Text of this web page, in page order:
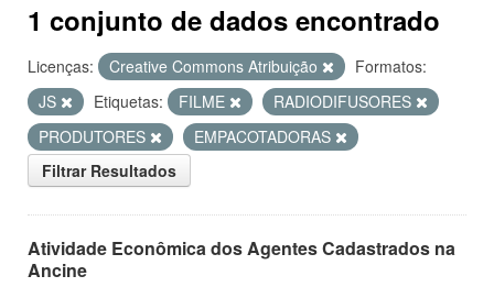
1 conjunto de dados encontrado
Licenças: Creative Commons Atribuição
Formatos:
JS
Etiquetas: FILME
RADIODIFUSORES
PRODUTORES
EMPACOTADORAS
Filtrar Resultados
Atividade Econômica dos Agentes Cadastrados na
Ancine